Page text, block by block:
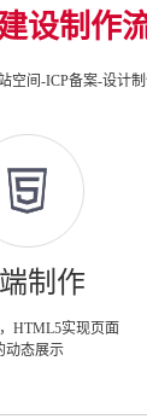
设制作
间-ICP备案-设计
制作
HTML5实现页面
动态展示